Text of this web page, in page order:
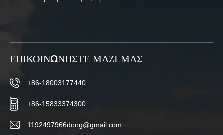
ΕΠΙΚΟΙΝΩΝΉΣΤΕ ΜΑΖΊ ΜΑΣ
+86-18003177440
+86-15833374300
1192497966dong@gmail.com